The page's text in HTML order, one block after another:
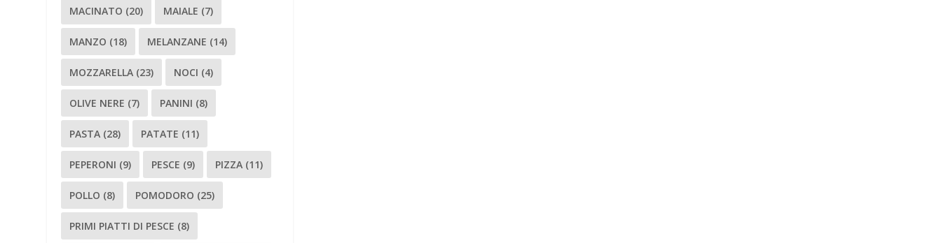
MACINATO (20) MAIALE (7)
MANZO (18) MELANZANE (14)
MOZZARELLA (23) NOCI (4)
OLIVE NERE (7) PANINI (8)
PASTA (28) PATATE (11)
PEPERONI (9) PESCE (9) PIZZA (11)
POLLO (8) POMODORO (25)
PRIMI PIATTI DI PESCE (8)